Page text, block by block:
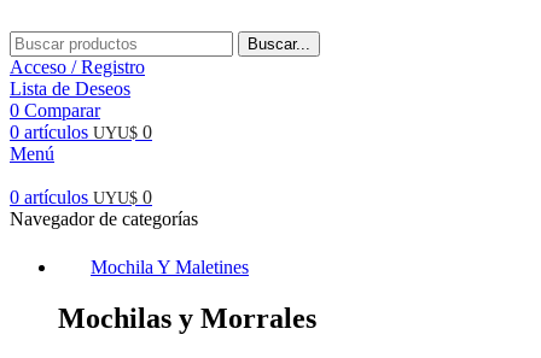
Buscar...
Acceso / Registro
Lista de Deseos
0 Comparar
0 artículos UYU$ 0
Menú
0 artículos UYU$ 0
Navegador de categorías
Mochila Y Maletines
Mochilas y Morrales